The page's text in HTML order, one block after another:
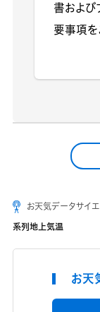
書および
要事項を
お天気データサイ
系列地上気温
お天